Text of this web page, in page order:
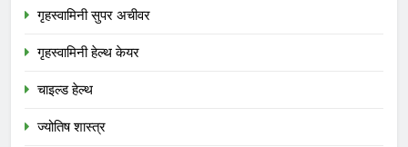
गृहस्वामिनी सुपर अचीवर
गृहस्वामिनी हेल्थ केयर
चाइल्ड हेल्थ
ज्योतिष शास्त्र